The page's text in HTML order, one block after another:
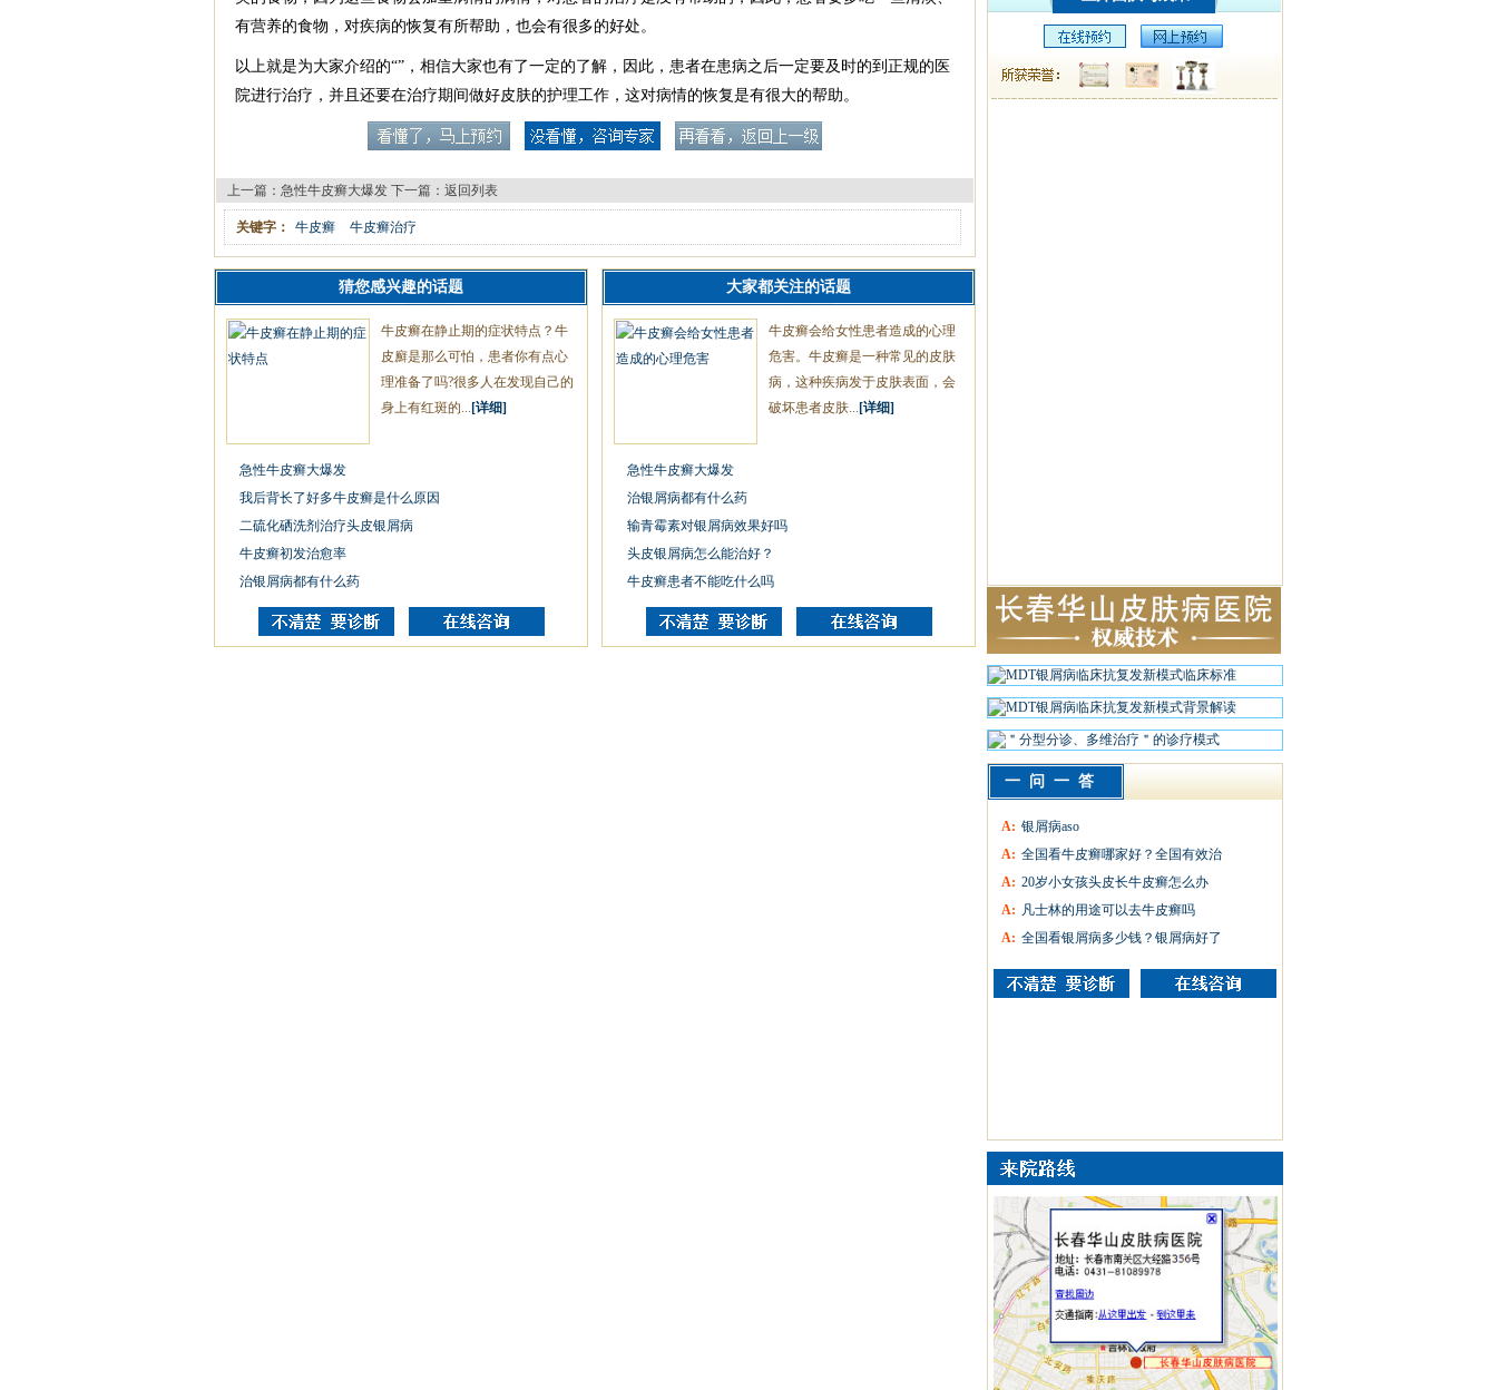
有营养的食物，对疾病的恢复有所帮助，也会有很多的好处。
以上就是为大家介绍的“”，相信大家也有了一定的了解，因此，患者在患病之后一定要及时的到正规的医
院进行治疗，并且还要在治疗期间做好皮肤的护理工作，这对病情的恢复是有很大的帮助。
上一篇： 急性牛皮癣大爆发 下一篇： 返回列表
关键字： 牛皮癣 牛皮癣治疗
猜您感兴趣的话题
牛皮癣在静止期的症状特点？牛
皮廯是那么可怕，患者你有点心
理准备了吗?很多人在发现自己的
身上有红斑的... [详细]
急性牛皮癣大爆发
我后背长了好多牛皮癣是什么原因
二硫化硒洗剂治疗头皮银屑病
牛皮癣初发治愈率
治银屑病都有什么药
大家都关注的话题
牛皮癣会给女性患者造成的心理
危害。牛皮癣是一种常见的皮肤
病，这种疾病发于皮肤表面，会
破坏患者皮肤... [详细]
急性牛皮癣大爆发
治银屑病都有什么药
输青霉素对银屑病效果好吗
头皮银屑病怎么能治好？
牛皮癣患者不能吃什么吗
一问一答
A: 银屑病aso
A: 全国看牛皮癣哪家好？全国有效治
A: 20岁小女孩头皮长牛皮癣怎么办
A: 凡士林的用途可以去牛皮癣吗
A: 全国看银屑病多少钱？银屑病好了